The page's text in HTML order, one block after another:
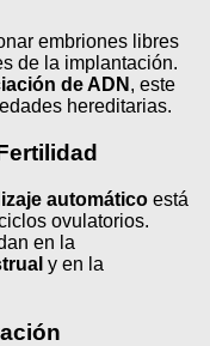
embriones libres
de la implantación.
de ADN , este
hereditarias.
automático está
ovulatorios.
en la
y en la